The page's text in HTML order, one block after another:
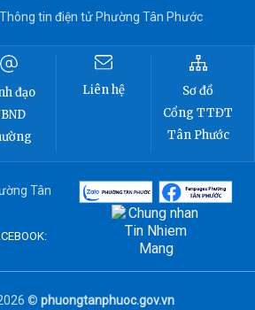
tin điện tử Phường Tân Phước
đạo
Liên hệ
Sơ đồ
Cổng TTĐT
Tân Phước
Tân
© phuongtanphuoc.gov.vn